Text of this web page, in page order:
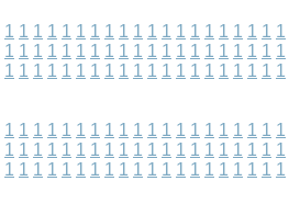
1 1 1 1 1 1 1 1 1 1 1 1 1 1 1 1 1 1 1 1
1 1 1 1 1 1 1 1 1 1 1 1 1 1 1 1 1 1 1 1
1 1 1 1 1 1 1 1 1 1 1 1 1 1 1 1 1 1 1 1
1 1 1 1 1 1 1 1 1 1 1 1 1 1 1 1 1 1 1 1
1 1 1 1 1 1 1 1 1 1 1 1 1 1 1 1 1 1 1 1
1 1 1 1 1 1 1 1 1 1 1 1 1 1 1 1 1 1 1 1